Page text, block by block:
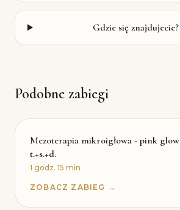
Gdzie się znajdujecie?
Podobne zabiegi
Mezoterapia mikroigłowa - pink glow
t.+s.+d.
1 godz. 15 min
ZOBACZ ZABIEG →